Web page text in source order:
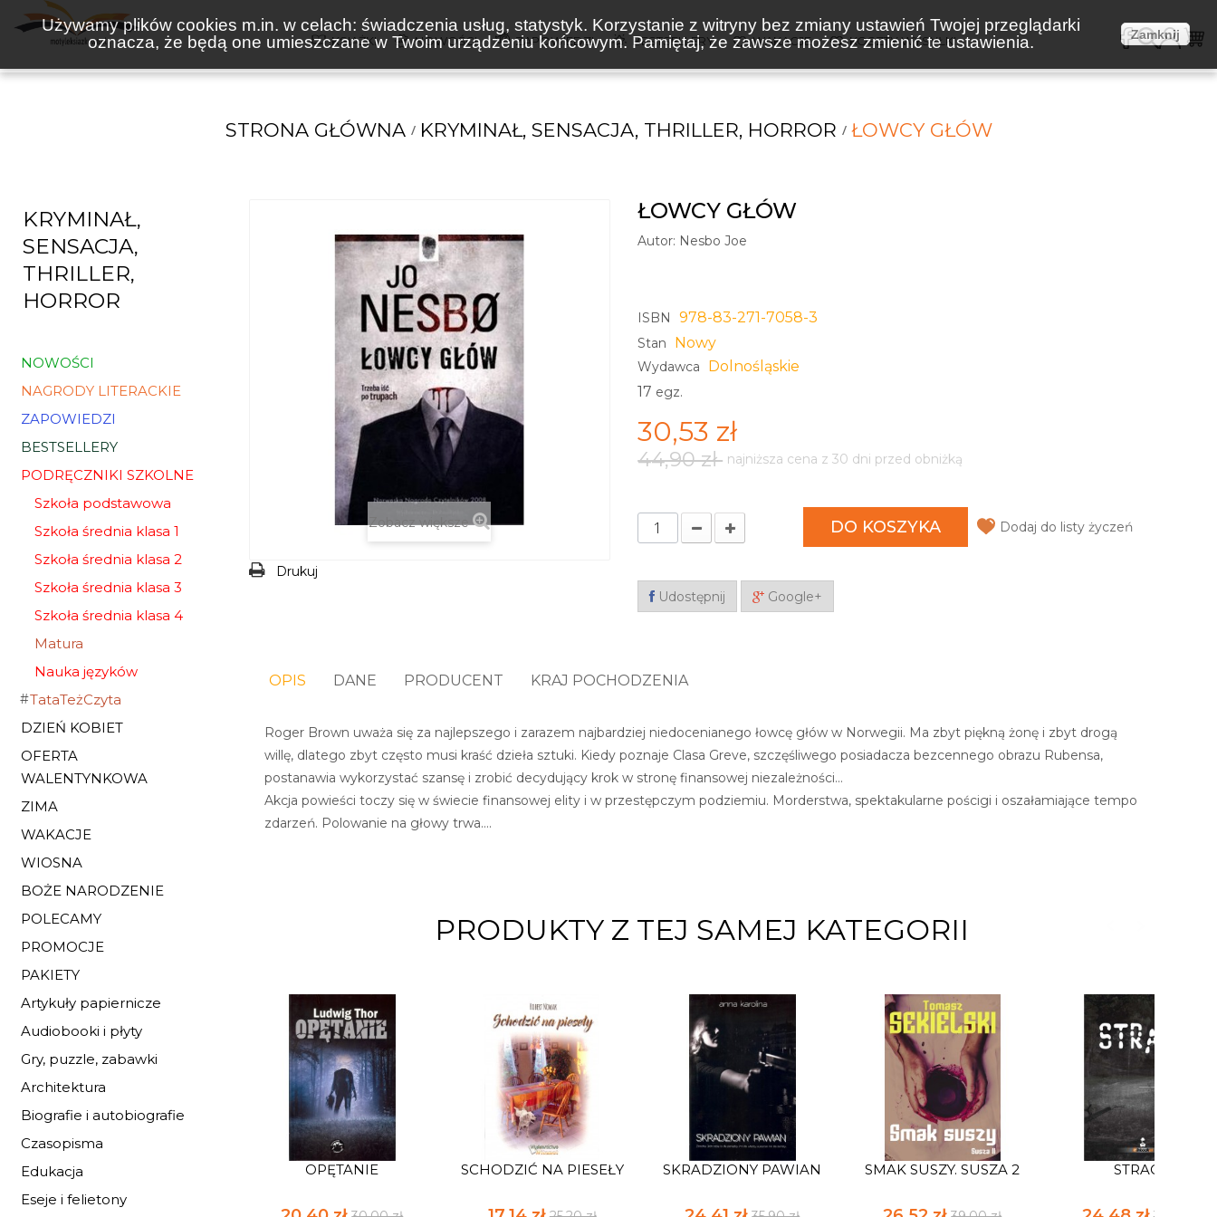
Używamy plików cookies m.in. w celach: świadczenia usług, statystyk. Korzystanie z witryny bez zmiany ustawień Twojej przeglądarki
oznacza, że będą one umieszczane w Twoim urządzeniu końcowym. Pamiętaj, że zawsze możesz zmienić te ustawienia.
Zamknij
KSIĄŻKI NOWOŚCI ZAPOWIEDZI BESTSELLERY WAKACJE KOSZTY WYSYŁKI
STRONA GŁÓWNA KRYMINAŁ, SENSACJA, THRILLER, HORROR ŁOWCY GŁÓW
KRYMINAŁ,
SENSACJA,
THRILLER,
HORROR
NOWOŚCI
NAGRODY LITERACKIE
ZAPOWIEDZI
BESTSELLERY
PODRĘCZNIKI SZKOLNE
Szkoła podstawowa
Szkoła średnia klasa 1
Szkoła średnia klasa 2
Szkoła średnia klasa 3
Szkoła średnia klasa 4
Matura
Nauka języków
TataTeżCzyta
DZIEŃ KOBIET
OFERTA
WALENTYNKOWA
ZIMA
WAKACJE
WIOSNA
BOŻE NARODZENIE
POLECAMY
PROMOCJE
PAKIETY
Artykuły papiernicze
Audiobooki i płyty
Gry, puzzle, zabawki
Architektura
Biografie i autobiografie
Czasopisma
Edukacja
Eseje i felietony
Zobacz większe
Drukuj
ŁOWCY GŁÓW
Autor: Nesbo Joe
ISBN 978-83-271-7058-3
Stan Nowy
Wydawca
Dolnośląskie
17 egz.
30,53 zł
44,90 zł najniższa cena z 30 dni przed obniżką
DO KOSZYKA Dodaj do listy życzeń
Udostępnij Google+
OPIS DANE PRODUCENT KRAJ POCHODZENIA
Roger Brown uważa się za najlepszego i zarazem najbardziej niedocenianego łowcę głów w Norwegii. Ma zbyt piękną żonę i zbyt drogą
willę, dlatego zbyt często musi kraść dzieła sztuki. Kiedy poznaje Clasa Greve, szczęśliwego posiadacza bezcennego obrazu Rubensa,
postanawia wykorzystać szansę i zrobić decydujący krok w stronę finansowej niezależności…
Akcja powieści toczy się w świecie finansowej elity i w przestępczym podziemiu. Morderstwa, spektakularne pościgi i oszałamiające tempo
zdarzeń. Polowanie na głowy trwa….
PRODUKTY Z TEJ SAMEJ KATEGORII
OPĘTANIE SCHODZIĆ NA PIESEŁY SKRADZIONY PAWIAN SMAK SUSZY. SUSZA 2 STRACH